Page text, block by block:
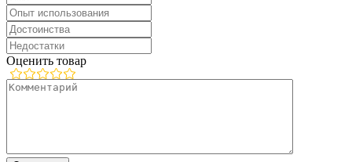
Оценить товар